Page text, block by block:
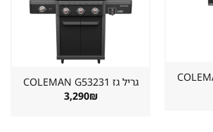
שמור
מוצר
גריל גז ⁦COLEMAN G53231⁩
3,290